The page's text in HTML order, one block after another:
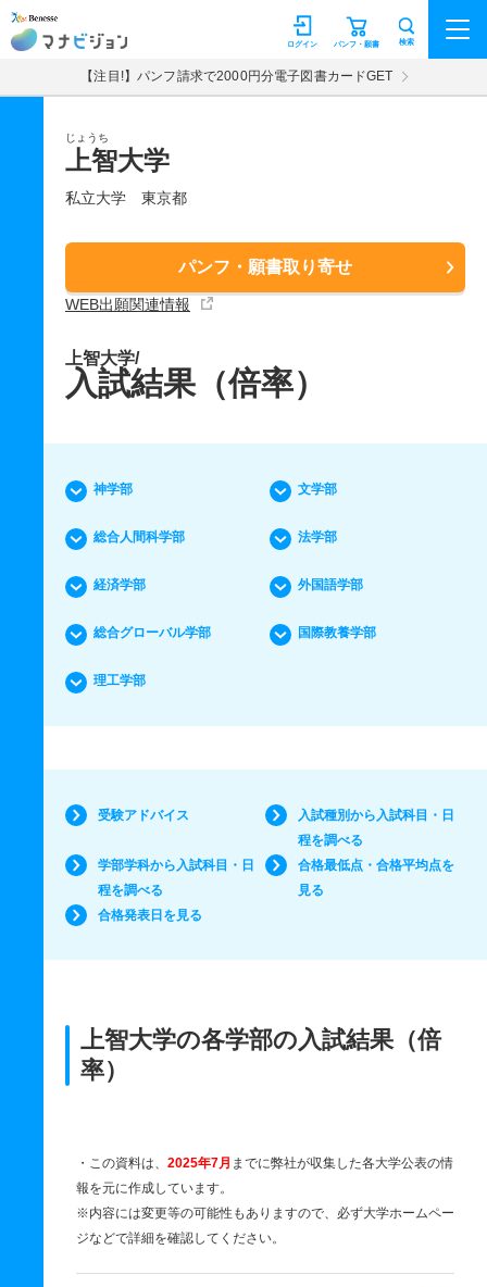
マナビジョン パンフ・願書
ログイン 検索
【注目!】パンフ請求で2000円分電子図書カードGET
じょうち
上智大学
私立大学 東京都
パンフ・願書取り寄せ
WEB出願関連情報
上智大学/
入試結果（倍率）
神学部 文学部
総合人間科学部 法学部
経済学部 外国語学部
総合グローバル学部 国際教養学部
理工学部
受験アドバイス
入試種別から入試科目・日
程を調べる
学部学科から入試科目・日
程を調べる
合格最低点・合格平均点を
見る
合格発表日を見る
上智大学の各学部の入試結果（倍
率）
・この資料は、 2025年7月 までに弊社が収集した各大学公表の情
報を元に作成しています。
※内容には変更等の可能性もありますので、必ず大学ホームペー
ジなどで詳細を確認してください。